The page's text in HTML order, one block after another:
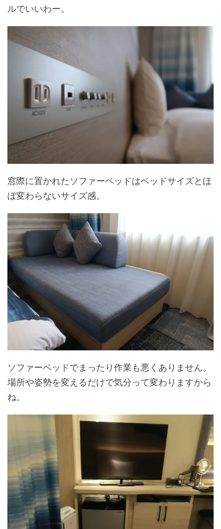
ルでいいわー。
窓際に置かれたソファーベッドはベッドサイズとほ
ぼ変わらないサイズ感。
ソファーベッドでまったり作業も悪くありません。
場所や姿勢を変えるだけで気分って変わりますから
ね。